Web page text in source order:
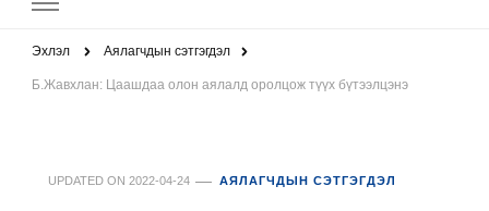
Эхлэл Аялагчдын сэтгэгдэл
Б.Жавхлан: Цаашдаа олон аялалд оролцож түүх бүтээлцэнэ
UPDATED ON 2022-04-24 АЯЛАГЧДЫН СЭТГЭГДЭЛ